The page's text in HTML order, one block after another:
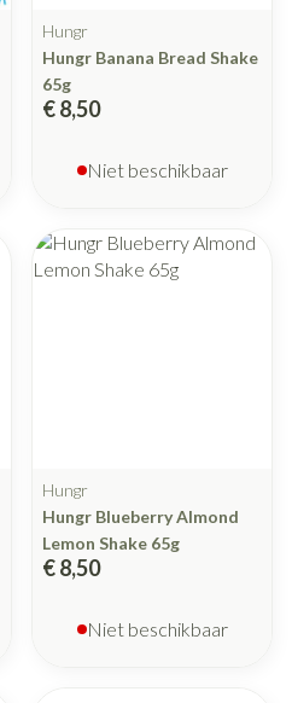
Hungr
Hungr Banana Bread Shake
65g
€ 8,50
Niet beschikbaar
Hungr
Hungr Blueberry Almond
Lemon Shake 65g
€ 8,50
Niet beschikbaar